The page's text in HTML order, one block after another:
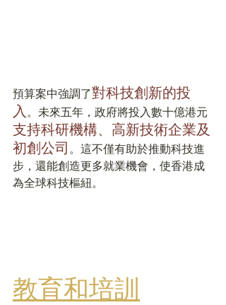
預算案中強調了對科技創新的投
入。未來五年，政府將投入數十億港元
支持科研機構、高新技術企業及
初創公司。這不僅有助於推動科技進
步，還能創造更多就業機會，使香港成
為全球科技樞紐。
教育和培訓